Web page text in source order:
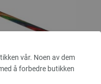
vår. Noen av dem
å forbedre butikken